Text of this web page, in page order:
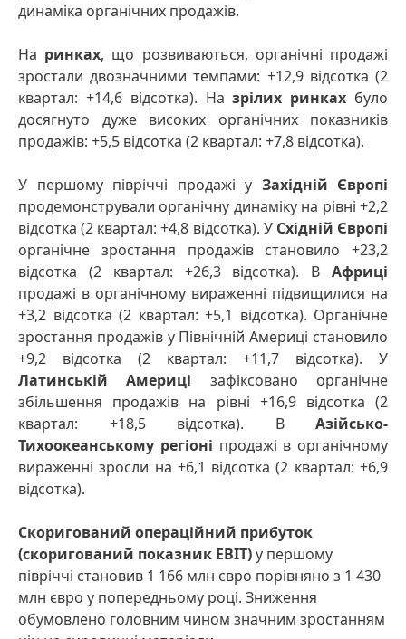
динаміка органічних продажів.
На ринках, що розвиваються, органічні продажі
зростали двозначними темпами: +12,9 відсотка (2
квартал: +14,6 відсотка). Назрілих ринках було
досягнуто дуже високих органічних показників
продажів: +5,5 відсотка (2 квартал: +7,8 відсотка).
У першому півріччі продажі у Західній Європі
продемонстрували органічну динаміку на рівні +2,2
відсотка (2 квартал: +4,8 відсотка). У Східній Європі
органічне зростання продажів становило +23,2
відсотка (2 квартал: +26,3 відсотка). В Африці
продажі в органічному вираженні підвищилися на
+3,2 відсотка (2 квартал: +5,1 відсотка). Органічне
зростання продажів у Північній Америці становило
+9,2 відсотка (2 квартал: +11,7 відсотка). У
Латинській Америці зафіксовано органічне
збільшення продажів на рівні +16,9 відсотка (2
квартал: +18,5 відсотка). В Азійсько-
Тихоокеанському регіоні продажі в органічному
вираженні зросли на +6,1 відсотка (2 квартал: +6,9
відсотка).
Скоригований операційний прибуток
(скоригований показник EBIT)у першому
півріччі становив 1 166 млн євро порівняно з 1 430
млн євро у попередньому році. Зниження
обумовлено головним чином значним зростанням